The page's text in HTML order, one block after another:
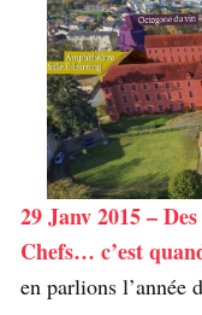
29 Janv 2015 –
Chefs… c’est
en parlions l’année